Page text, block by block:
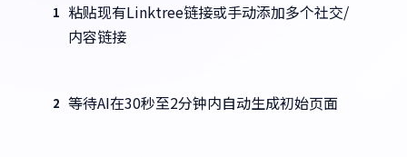
1 粘贴现有Linktree链接或手动添加多个社交/
内容链接
2 等待AI在30秒至2分钟内自动生成初始页面